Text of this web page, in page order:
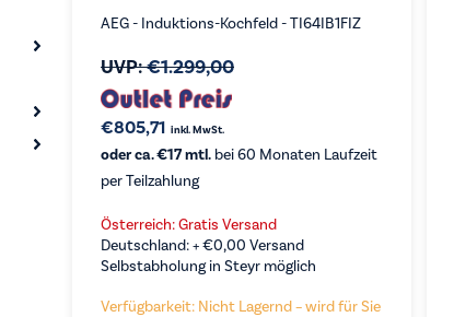
AEG - Induktions-Kochfeld - TI64IB1FIZ
UVP:€1.299,00
€805,71 inkl. MwSt.
oder ca. €17 mtl. bei 60 Monaten Laufzeit
per Teilzahlung
Österreich: Gratis Versand
Deutschland: +€0,00 Versand
Selbstabholung in Steyr möglich
Verfügbarkeit: Nicht Lagernd – wird für Sie